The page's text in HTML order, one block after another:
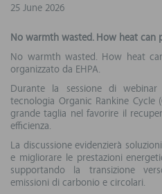
25 June 2026
No warmth wasted. How heat can
No warmth wasted. How heat
organizzato da EHPA.
Durante la sessione di
tecnologia Organic Rankine Cycle
grande taglia nel favorire il
efficienza.
La discussione evidenzierà
e migliorare le prestazioni
supportando la transizione
emissioni di carbonio e circolari.